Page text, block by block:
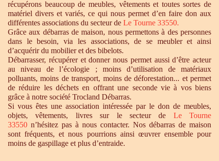
récupérons beaucoup de meubles, vêtements et toutes sortes de
matériel divers et variés, ce qui nous permet d’en faire don aux
différentes associations du secteur de Le Tourne 33550.
Grâce aux débarras de maison, nous permettons à des personnes
dans le besoin, via les associations, de se meubler et ainsi
d’acquérir du mobilier et des bibelots.
Débarrasser, récupérer et donner nous permet aussi d’être acteur
au niveau de l’écologie ; moins d’utilisation de matériaux
polluants, moins de transport, moins de déforestation... et permet
de réduire les déchets en offrant une seconde vie à vos biens
grâce à notre société Trocland Débarras.
Si vous êtes une association intéressée par le don de meubles,
objets, vêtements, livres sur le secteur de Le Tourne
33550 n’hésitez pas à nous contacter. Nos débarras de maison
sont fréquents, et nous pourrions ainsi œuvrer ensemble pour
moins de gaspillage et plus d’entraide.